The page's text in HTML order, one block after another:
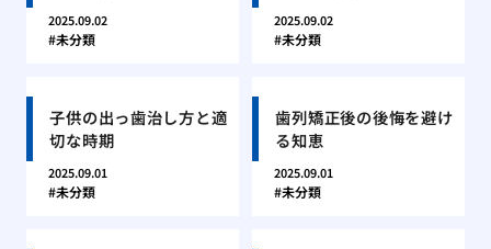
2025.09.02
未分類
2025.09.02
未分類
子供の出っ歯治し方と適
切な時期
2025.09.01
未分類
歯列矯正後の後悔を避け
る知恵
2025.09.01
未分類